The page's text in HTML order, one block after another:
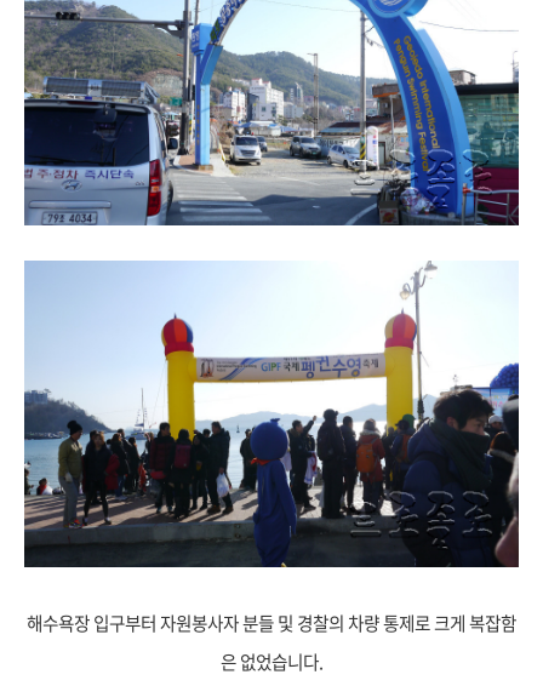
해수욕장 입구부터 자원봉사자 분들 및 경찰의 차량 통제로 크게 복잡함
은 없었습니다.